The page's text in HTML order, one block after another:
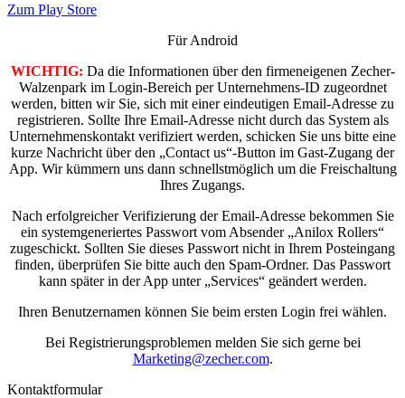
Zum Play Store
Für Android
WICHTIG: Da die Informationen über den firmeneigenen Zecher-
Walzenpark im Login-Bereich per Unternehmens-ID zugeordnet
werden, bitten wir Sie, sich mit einer eindeutigen Email-Adresse zu
registrieren. Sollte Ihre Email-Adresse nicht durch das System als
Unternehmenskontakt verifiziert werden, schicken Sie uns bitte eine
kurze Nachricht über den „Contact us“-Button im Gast-Zugang der
App. Wir kümmern uns dann schnellstmöglich um die Freischaltung
Ihres Zugangs.
Nach erfolgreicher Verifizierung der Email-Adresse bekommen Sie
ein systemgeneriertes Passwort vom Absender „Anilox Rollers“
zugeschickt. Sollten Sie dieses Passwort nicht in Ihrem Posteingang
finden, überprüfen Sie bitte auch den Spam-Ordner. Das Passwort
kann später in der App unter „Services“ geändert werden.
Ihren Benutzernamen können Sie beim ersten Login frei wählen.
Bei Registrierungsproblemen melden Sie sich gerne bei
Marketing@zecher.com.
Kontaktformular